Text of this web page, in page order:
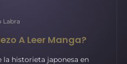
Labra
A Leer Manga?
la historieta japonesa en